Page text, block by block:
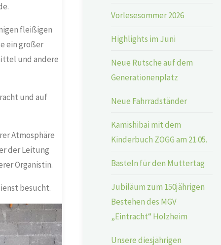
fleißigen
ein großer
und andere
und auf
Atmosphäre
der Leitung
Organistin.
besucht.
Vorlesesommer 2026
Highlights im Juni
Neue Rutsche auf dem
Generationenplatz
Neue Fahrradständer
Kamishibai mit dem
Kinderbuch ZOGG am 21.05.
Basteln für den Muttertag
Jubiläum zum 150jährigen
Bestehen des MGV
„Eintracht“ Holzheim
Unsere diesjährigen